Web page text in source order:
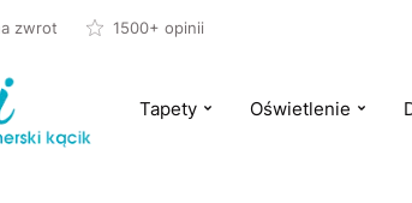
zwrot 1500+ opinii
Tapety Oświetlenie